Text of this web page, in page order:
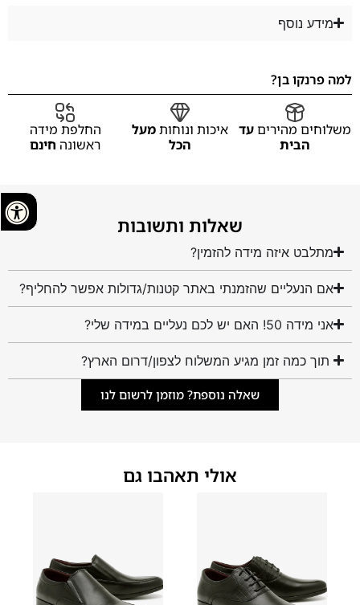
מידע נוסף
למה פרנקו בן?
משלוחים מהיריםעד
הבית
איכות ונוחותמעל
הכל
החלפת מידה
ראשונה חינם
שאלות ותשובות
מתלבט איזה מידה להזמין?
אם הנעליים שהזמנתי באתר קטנות/גדולות אפשר להחליף?
אני מידה 50! האם יש לכם נעליים במידה שלי?
תוך כמה זמן מגיע המשלוח לצפון/דרום הארץ?
שאלה נוספת? מוזמן לרשום לנו
אולי תאהבו גם